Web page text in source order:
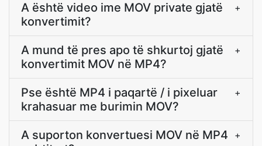
A është video ime MOV private gjatë
konvertimit?
+
A mund të pres apo të shkurtoj gjatë
konvertimit MOV në MP4?
+
Pse është MP4 i paqartë / i pixeluar
krahasuar me burimin MOV?
+
A suporton konvertuesi MOV në MP4
+